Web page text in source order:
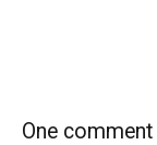
One comment